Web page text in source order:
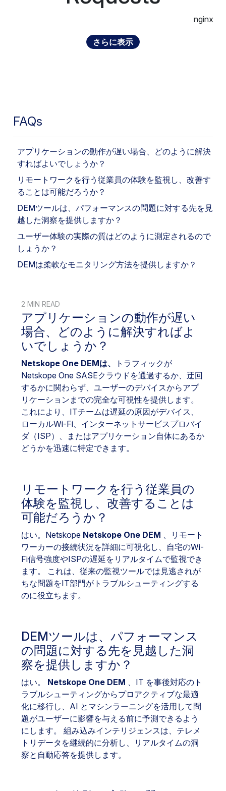
nginx
さらに表示
FAQs
アプリケーションの動作が遅い場合、どのように解決
すればよいでしょうか？
リモートワークを行う従業員の体験を監視し、改善す
ることは可能だろうか？
DEMツールは、パフォーマンスの問題に対する先を見
越した洞察を提供しますか？
ユーザー体験の実際の質はどのように測定されるので
しょうか？
DEMは柔軟なモニタリング方法を提供しますか？
2 MIN READ
アプリケーションの動作が遅い
場合、どのように解決すればよ
いでしょうか？
Netskope One DEMは、
トラフィックが
Netskope One SASEクラウドを通過するか、迂回
するかに関わらず、ユーザーのデバイスからアプ
リケーションまでの完全な可視性を提供します。
これにより、ITチームは遅延の原因がデバイス、
ローカルWi-Fi、インターネットサービスプロバイ
ダ（ISP）、またはアプリケーション自体にあるか
どうかを迅速に特定できます。
リモートワークを行う従業員の
体験を監視し、改善することは
可能だろうか？
はい。Netskope Netskope One DEM 、リモート
ワーカーの接続状況を詳細に可視化し、自宅のWi-
Fi信号強度やISPの遅延をリアルタイムで監視でき
ます。 これは、従来の監視ツールでは見逃されが
ちな問題をIT部門がトラブルシューティングする
のに役立ちます。
DEMツールは、パフォーマンス
の問題に対する先を見越した洞
察を提供しますか？
はい。 Netskope One DEM 、IT を事後対応のト
ラブルシューティングからプロアクティブな最適
化に移行し、AI とマシンラーニングを活用して問
題がユーザーに影響を与える前に予測できるよう
にします。 組み込みインテリジェンスは、テレメ
トリデータを継続的に分析し、リアルタイムの洞
察と自動応答を提供します。